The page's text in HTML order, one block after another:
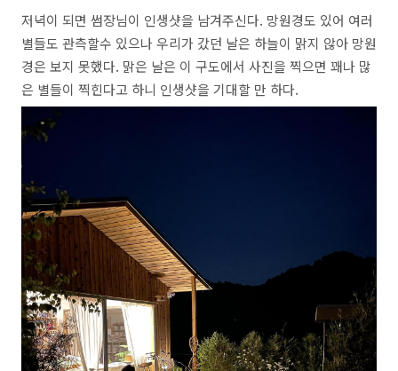
저녁이 되면 썸장님이 인생샷을 남겨주신다. 망원경도 있어 여러
별들도 관측할수 있으나 우리가 갔던 날은 하늘이 맑지 않아 망원
경은 보지 못했다. 맑은 날은 이 구도에서 사진을 찍으면 꽤나 많
은 별들이 찍힌다고 하니 인생샷을 기대할 만 하다.